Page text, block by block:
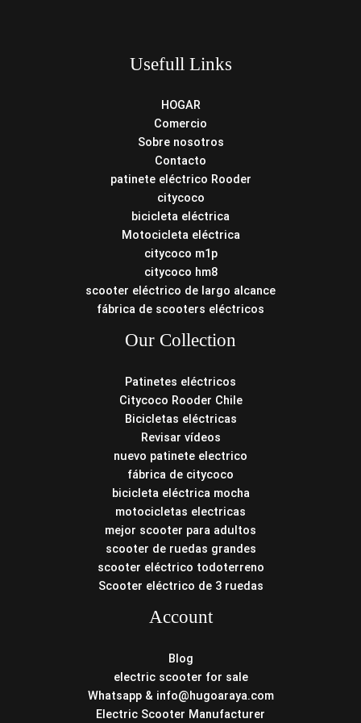
Usefull Links
HOGAR
Comercio
Sobre nosotros
Contacto
patinete eléctrico Rooder
citycoco
bicicleta eléctrica
Motocicleta eléctrica
citycoco m1p
citycoco hm8
scooter eléctrico de largo alcance
fábrica de scooters eléctricos
Our Collection
Patinetes eléctricos
Citycoco Rooder Chile
Bicicletas eléctricas
Revisar vídeos
nuevo patinete electrico
fábrica de citycoco
bicicleta eléctrica mocha
motocicletas electricas
mejor scooter para adultos
scooter de ruedas grandes
scooter eléctrico todoterreno
Scooter eléctrico de 3 ruedas
Account
Blog
electric scooter for sale
Whatsapp & info@hugoaraya.com
Electric Scooter Manufacturer